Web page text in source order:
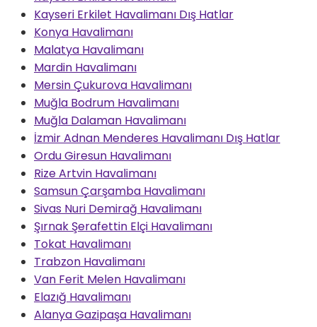
Kayseri Erkilet Havalimanı Dış Hatlar
Konya Havalimanı
Malatya Havalimanı
Mardin Havalimanı
Mersin Çukurova Havalimanı
Muğla Bodrum Havalimanı
Muğla Dalaman Havalimanı
İzmir Adnan Menderes Havalimanı Dış Hatlar
Ordu Giresun Havalimanı
Rize Artvin Havalimanı
Samsun Çarşamba Havalimanı
Sivas Nuri Demirağ Havalimanı
Şırnak Şerafettin Elçi Havalimanı
Tokat Havalimanı
Trabzon Havalimanı
Van Ferit Melen Havalimanı
Elazığ Havalimanı
Alanya Gazipaşa Havalimanı